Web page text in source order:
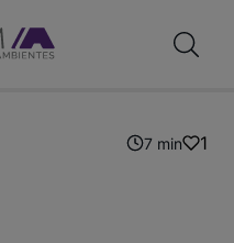
7 min 1